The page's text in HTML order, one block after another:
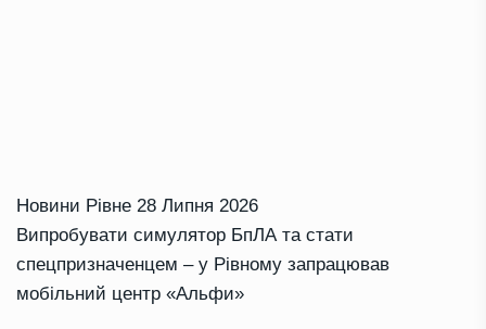
Новини Рівне 28 Липня 2026
Випробувати симулятор БпЛА та стати
спецпризначенцем – у Рівному запрацював
мобільний центр «Альфи»